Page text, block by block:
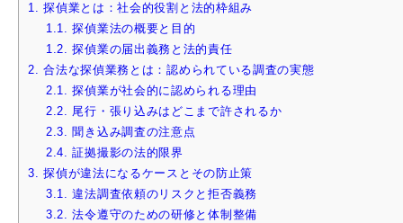
1. 探偵業とは：社会的役割と法的枠組み
1.1. 探偵業法の概要と目的
1.2. 探偵業の届出義務と法的責任
2. 合法な探偵業務とは：認められている調査の実態
2.1. 探偵業が社会的に認められる理由
2.2. 尾行・張り込みはどこまで許されるか
2.3. 聞き込み調査の注意点
2.4. 証拠撮影の法的限界
3. 探偵が違法になるケースとその防止策
3.1. 違法調査依頼のリスクと拒否義務
3.2. 法令遵守のための研修と体制整備